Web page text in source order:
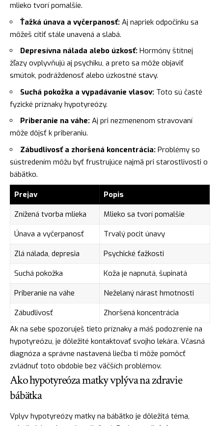
mlieko tvorí pomalšie.
Ťažká únava a vyčerpanosť: Aj napriek odpočinku sa
môžeš cítiť stále unavená a slabá.
Depresívna nálada alebo úzkosť: Hormóny štítnej
žľazy ovplyvňujú aj psychiku, a preto sa môže objaviť
smútok, podráždenosť alebo úzkostné stavy.
Suchá pokožka a vypadávanie vlasov: Toto sú časté
fyzické príznaky hypotyreózy.
Priberanie na váhe: Aj pri nezmenenom stravovaní
môže dôjsť k priberaniu.
Zábudlivosť a zhoršená koncentrácia: Problémy so
sústredením môžu byť frustrujúce najmä pri starostlivosti o
bábätko.
Prejav
Popis
Znížená tvorba mlieka
Mlieko sa tvorí pomalšie
Únava a vyčerpanosť
Trvalý pocit únavy
Zlá nálada, depresia
Psychické ťažkosti
Suchá pokožka
Koža je napnutá, šupinatá
Priberanie na váhe
Neželaný nárast hmotnosti
Zábudlivosť
Zhoršená koncentrácia
Ak na sebe spozoruješ tieto príznaky a máš podozrenie na
hypotyreózu, je dôležité kontaktovať svojho lekára. Včasná
diagnóza a správne nastavená liečba ti môže pomôcť
zvládnuť toto obdobie bez väčších problémov.
Ako hypotyreóza matky vplýva na zdravie
bábätka
Vplyv hypotyreózy matky na bábätko je dôležitá téma,